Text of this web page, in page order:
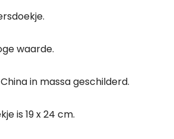
waarde.
in massa geschilderd.
is 19 x 24 cm.